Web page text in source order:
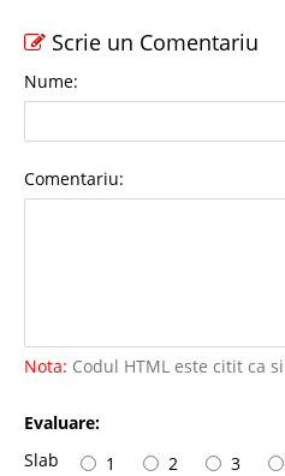
Scrie un Comentariu
Nume:
Comentariu:
Nota: Codul HTML este citit ca
Evaluare:
Slab
1 2 3